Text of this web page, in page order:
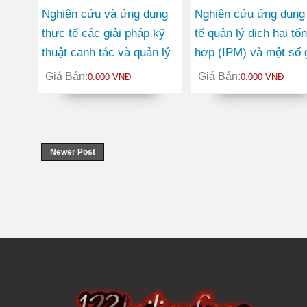
Nghiên cứu và ứng dụng
thực tế các giải pháp kỹ
thuật canh tác và quản lý
tổng hợp một số sâu, bệnh
hại chủ yếu trên cây hồ
Giá Bán:0.000 VNĐ
Nghiên cứu ứng
tế quản lý dịch hại
hợp (IPM) và một số
pháp nông học để nâng
cao năng suất cà phê
Giá Bán:0.000 VNĐ
Newer Post